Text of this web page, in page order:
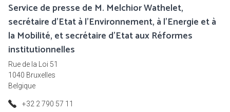
Service de presse de M. Melchior Wathelet,
secrétaire d'Etat à l'Environnement, à l'Energie et à
la Mobilité, et secrétaire d'Etat aux Réformes
institutionnelles
Rue de la Loi 51
1040 Bruxelles
Belgique
+32 2 790 57 11